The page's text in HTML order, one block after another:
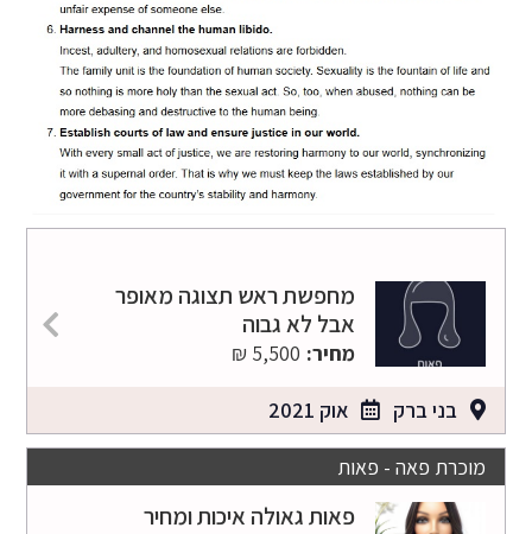
מחפשת ראש תצוגה מאופר
אבל לא גבוה
מחיר: 5,500 ₪
בני ברק אוק 2021
מוכרת פאה - פאות
פאות גאולה איכות ומחיר